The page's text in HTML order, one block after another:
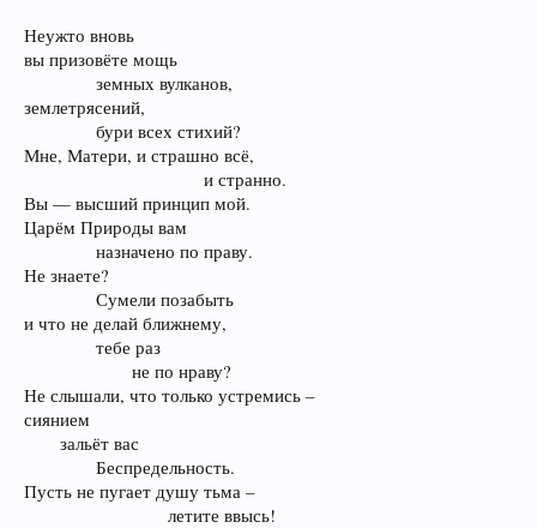
Неужто вновь
вы призовёте мощь
земных вулканов,​
землетрясений,
бури всех стихий?​
Мне, Матери, и страшно всё,
и странно.​
Вы — высший принцип мой.
Царём Природы вам
назначено по праву.​
Не знаете?
Сумели позабыть​
и что не делай ближнему,
тебе раз
не по нраву?​
Не слышали, что только устремись –
сиянием
зальёт вас
Беспредельность.​
Пусть не пугает душу тьма –
летите ввысь!​